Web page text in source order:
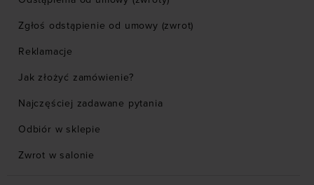
Zgłoś odstąpienie od umowy (zwrot)
Reklamacje
Jak złożyć zamówienie?
Najczęściej zadawane pytania
Odbiór w sklepie
Zwrot w salonie